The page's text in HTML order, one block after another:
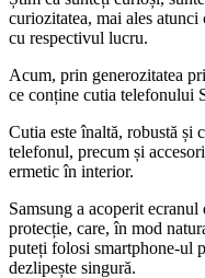
curiozitatea, mai ales
cu respectivul lucru.
Acum, prin generozitatea
ce conține cutia telefonului
Cutia este înaltă, robustă și
telefonul, precum și
ermetic în interior.
Samsung a acoperit
protecție, care, în mod
puteți folosi smartphone-ul
dezlipește singură.